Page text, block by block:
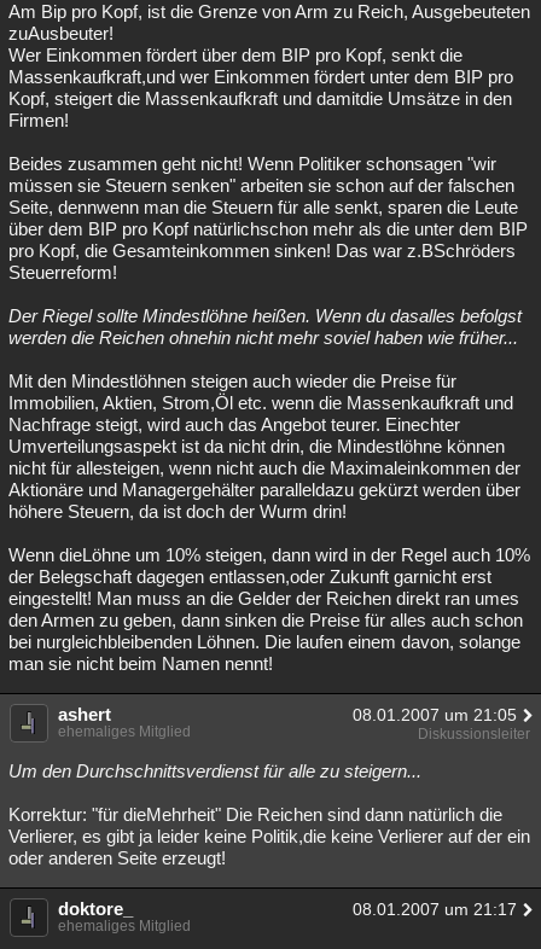
Am Bip pro Kopf, ist die Grenze von Arm zu Reich, Ausgebeuteten
zuAusbeuter!
Wer Einkommen fördert über dem BIP pro Kopf, senkt die
Massenkaufkraft,und wer Einkommen fördert unter dem BIP pro
Kopf, steigert die Massenkaufkraft und damitdie Umsätze in den
Firmen!
Beides zusammen geht nicht! Wenn Politiker schonsagen "wir
müssen sie Steuern senken" arbeiten sie schon auf der falschen
Seite, dennwenn man die Steuern für alle senkt, sparen die Leute
über dem BIP pro Kopf natürlichschon mehr als die unter dem BIP
pro Kopf, die Gesamteinkommen sinken! Das war z.BSchröders
Steuerreform!
Der Riegel sollte Mindestlöhne heißen. Wenn du dasalles befolgst
werden die Reichen ohnehin nicht mehr soviel haben wie früher...
Mit den Mindestlöhnen steigen auch wieder die Preise für
Immobilien, Aktien, Strom,Öl etc. wenn die Massenkaufkraft und
Nachfrage steigt, wird auch das Angebot teurer. Einechter
Umverteilungsaspekt ist da nicht drin, die Mindestlöhne können
nicht für allesteigen, wenn nicht auch die Maximaleinkommen der
Aktionäre und Managergehälter paralleldazu gekürzt werden über
höhere Steuern, da ist doch der Wurm drin!
Wenn dieLöhne um 10% steigen, dann wird in der Regel auch 10%
der Belegschaft dagegen entlassen,oder Zukunft garnicht erst
eingestellt! Man muss an die Gelder der Reichen direkt ran umes
den Armen zu geben, dann sinken die Preise für alles auch schon
bei nurgleichbleibenden Löhnen. Die laufen einem davon, solange
man sie nicht beim Namen nennt!
ashert 08.01.2007 um 21:05
ehemaliges Mitglied Diskussionsleiter
Um den Durchschnittsverdienst für alle zu steigern...
Korrektur: "für dieMehrheit" Die Reichen sind dann natürlich die
Verlierer, es gibt ja leider keine Politik,die keine Verlierer auf der ein
oder anderen Seite erzeugt!
doktore_ 08.01.2007 um 21:17
ehemaliges Mitglied